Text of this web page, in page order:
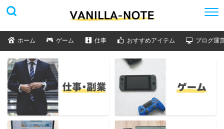
ホーム ゲーム 仕事 おすすめアイテム ブログ運